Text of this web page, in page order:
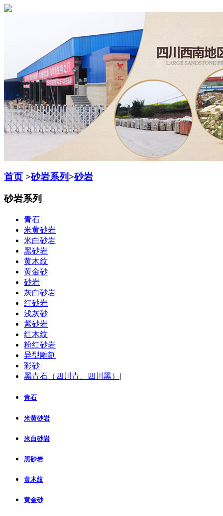
首页 >砂岩系列 >砂岩
砂岩系列
青石|
米黄砂岩|
米白砂岩|
黑砂岩|
黄木纹|
黄金砂|
砂岩|
灰白砂岩|
红砂岩|
浅灰砂|
紫砂岩|
红木纹|
粉红砂岩|
异型雕刻 |
彩砂|
黑青石（四川青、四川黑）
|
青石
米黄砂岩
米白砂岩
黑砂岩
黄木纹
黄金砂